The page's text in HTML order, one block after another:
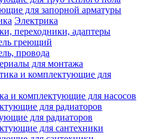
для запорной арматуры
Электрика
переходники, адаптеры
греющий
провода
для монтажа
и комплектующие для насосов
для радиаторов